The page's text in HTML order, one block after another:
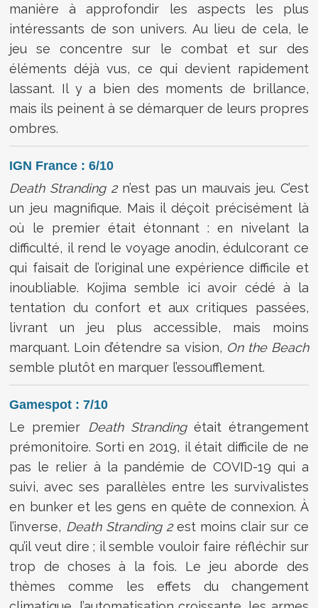
manière à approfondir les aspects les plus
intéressants de son univers. Au lieu de cela, le
jeu se concentre sur le combat et sur des
éléments déjà vus, ce qui devient rapidement
lassant. Il y a bien des moments de brillance,
mais ils peinent à se démarquer de leurs propres
ombres.
IGN France : 6/10
Death Stranding 2n’est pas un mauvais jeu. C’est
un jeu magnifique. Mais il déçoit précisément là
où le premier était étonnant : en nivelant la
difficulté, il rend le voyage anodin, édulcorant ce
qui faisait de l’original une expérience difficile et
inoubliable. Kojima semble ici avoir cédé à la
tentation du confort et aux critiques passées,
livrant un jeu plus accessible, mais moins
marquant. Loin d’étendre sa vision, On the Beach
semble plutôt en marquer l’essoufflement.
Gamespot : 7/10
Le premier Death Strandingétait étrangement
prémonitoire. Sorti en 2019, il était difficile de ne
pas le relier à la pandémie de COVID-19 qui a
suivi, avec ses parallèles entre les survivalistes
en bunker et les gens en quête de connexion. À
l’inverse, Death Stranding 2est moins clair sur ce
qu’il veut dire ; il semble vouloir faire réfléchir sur
trop de choses à la fois. Le jeu aborde des
thèmes comme les effets du changement